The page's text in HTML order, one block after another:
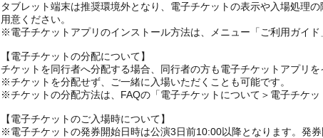
タブレット端末は推奨環境外となり、電子チケットの表示や入場処理
用意ください。
※電子チケットアプリのインストール方法は、メニュー「ご利用ガイド
【電子チケットの分配について】
チケットを同行者へ分配する場合、同行者の方も電子チケットアプリ
※チケットを分配せず、ご一緒に入場いただくことも可能です。
※チケットの分配方法は、FAQの「電子チケットについて＞電子チケッ
【電子チケットのご入場時について】
※電子チケットの発券開始日時は公演3日前10:00以降となります。発